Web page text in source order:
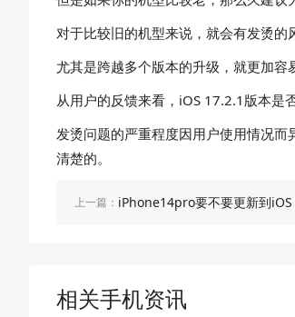
对于比较旧的机型来说，就会有发烫的
尤其是跨越多个版本的升级，就更加容
从用户的反馈来看，iOS 17.2.1版本是
发烫问题的严重程度因用户使用情况
清楚的。
上一篇： iPhone14pro要不要更新到
相关手机资讯